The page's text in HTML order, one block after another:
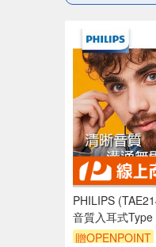
PHILIPS
音質入耳式
動態低音 隔絕噪
贈OPENPOINT